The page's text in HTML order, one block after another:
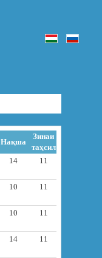
Нақша
Зинаи
таҳсил
14 11
10 11
10 11
14 11